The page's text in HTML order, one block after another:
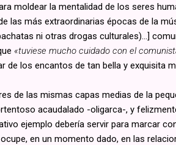
moldear la mentalidad de los seres
las más extraordinarias épocas de la
ni otras drogas culturales)...]
«tuviese mucho cuidado con el
de los encantos de tan bella y exquisita
de las mismas capas medias de la
acaudalado -oligarca-, y
ejemplo debería servir para marcar
en un momento dado, en las